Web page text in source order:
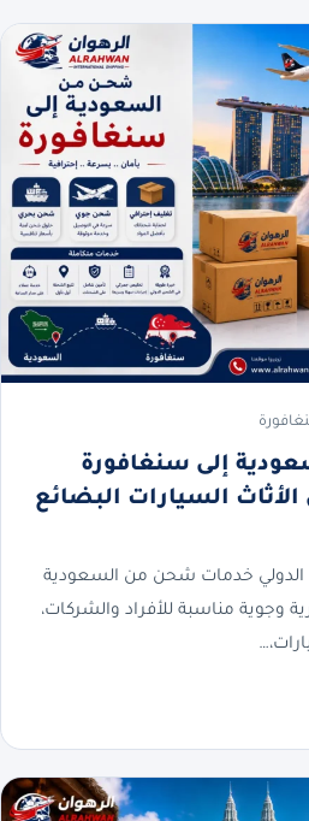
إلى سنغافورة
| شحن الأثاث السيارات البضائع
الدولي خدمات شحن من السعودية
وجوية مناسبة للأفراد والشركات،